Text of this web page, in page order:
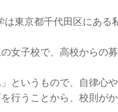
は東京都千代田区にある
女子校で、高校からの
というもので、自律心
行うことから、校則が